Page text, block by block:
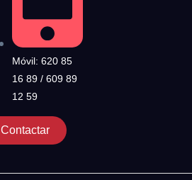
Móvil: 620 85
16 89 / 609 89
12 59
Contactar